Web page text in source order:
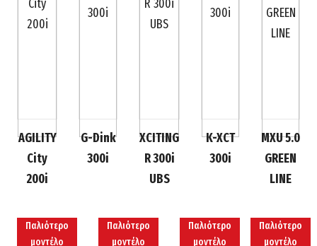
AGILITY
City
200i
G-Dink
300i
XCITING
R 300i
UBS
K-XCT
300i
MXU 5.0
GREEN
LINE
Παλιότερο
μοντέλο
Παλιότερο
μοντέλο
Παλιότερο
μοντέλο
Παλιότερο
μοντέλο